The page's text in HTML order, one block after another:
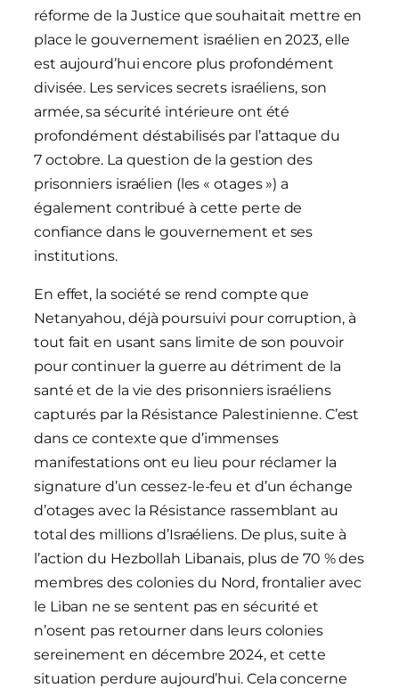
réforme de la Justice que souhaitait mettre en
place le gouvernement israélien en 2023, elle
est aujourd’hui encore plus profondément
divisée. Les services secrets israéliens, son
armée, sa sécurité intérieure ont été
profondément déstabilisés par l’attaque du
7 octobre. La question de la gestion des
prisonniers israélien (les « otages ») a
également contribué à cette perte de
confiance dans le gouvernement et ses
institutions.
En effet, la société se rend compte que
Netanyahou, déjà poursuivi pour corruption, à
tout fait en usant sans limite de son pouvoir
pour continuer la guerre au détriment de la
santé et de la vie des prisonniers israéliens
capturés par la Résistance Palestinienne. C’est
dans ce contexte que d’immenses
manifestations ont eu lieu pour réclamer la
signature d’un cessez-le-feu et d’un échange
d’otages avec la Résistance rassemblant au
total des millions d’Israéliens. De plus, suite à
l’action du Hezbollah Libanais, plus de 70 % des
membres des colonies du Nord, frontalier avec
le Liban ne se sentent pas en sécurité et
n’osent pas retourner dans leurs colonies
sereinement en décembre 2024, et cette
situation perdure aujourd’hui. Cela concerne